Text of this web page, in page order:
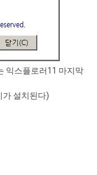
익스플로러11 마지막
가 설치된다)